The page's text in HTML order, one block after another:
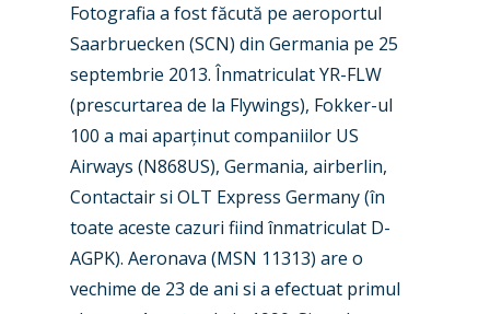
Fotografia a fost făcută pe aeroportul
Saarbruecken (SCN) din Germania pe 25
septembrie 2013. Înmatriculat YR-FLW
(prescurtarea de la Flywings), Fokker-ul
100 a mai aparținut companiilor US
Airways (N868US), Germania, airberlin,
Contactair si OLT Express Germany (în
toate aceste cazuri fiind înmatriculat D-
AGPK). Aeronava (MSN 11313) are o
vechime de 23 de ani si a efectuat primul
New Routes
Industry
Accidents / Incidents
Airshows
Dubai 2025
Paris 2025
Business Jets